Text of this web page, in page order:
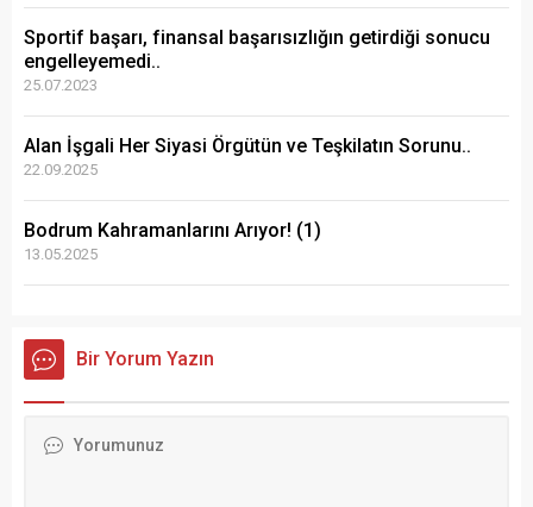
Sportif başarı, finansal başarısızlığın getirdiği sonucu
engelleyemedi..
25.07.2023
Alan İşgali Her Siyasi Örgütün ve Teşkilatın Sorunu..
22.09.2025
Bodrum Kahramanlarını Arıyor! (1)
13.05.2025
Bir Yorum Yazın